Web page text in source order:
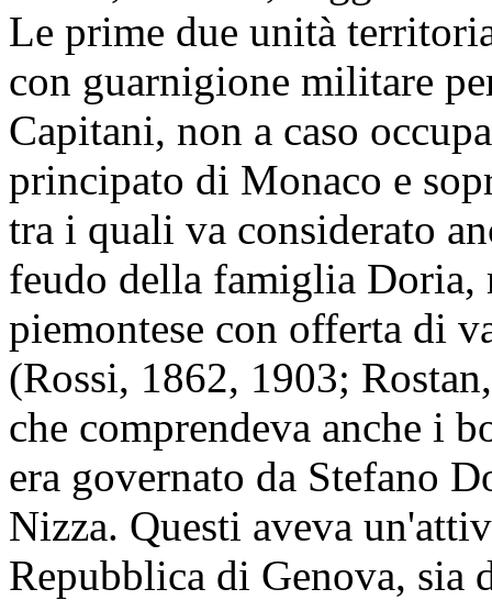
Le prime due unità
con guarnigione militare
Capitani, non a caso
principato di Monaco e
tra i quali va considerato
feudo della famiglia Doria,
piemontese con offerta di
(Rossi, 1862, 1903;
che comprendeva anche i
era governato da Stefano
Nizza. Questi aveva
Repubblica di Genova, sia